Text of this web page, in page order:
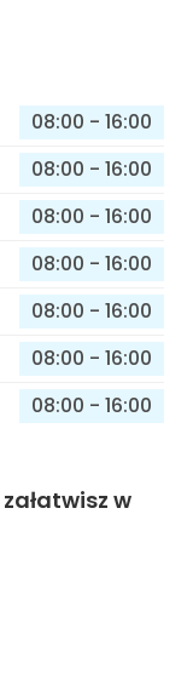
08:00 - 16:00
08:00 - 16:00
08:00 - 16:00
08:00 - 16:00
08:00 - 16:00
08:00 - 16:00
08:00 - 16:00
w